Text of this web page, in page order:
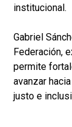
institucional.
Gabriel
Federación,
permite
avanzar
justo e